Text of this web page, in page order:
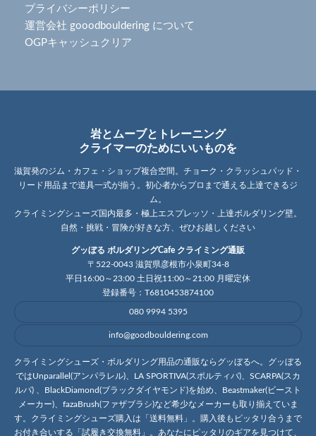
プライバシーポリシー
運営会社 gooodbouldering について
OGPキャッシュクリア
岩とムーブとトレーニング
クライマーのためにいいものを
滋賀発のジム・カフェ・ショップ複合空間。チョーク・クラッシュパッド・
リード用品まで道具一式が揃う。初心者からプロまで通える上達できるジ
ム。
クライミングシューズ国内最多・極上エスプレッソ・上達ボルダリング壁。
自然・挑戦・冒険が好きな方、ぜひお越しください
グッぼる ボルダリングCafe クライミング通販
〒522-0043 滋賀県彦根市小泉町34-8
平日16:00～23:00 土日祝11:00～21:00 月曜定休
登録番号：T6810453874100
080 9994 5395
info@goodbouldering.com
クライミングシューズ・ボルダリング用品の通販ならグッぼるへ。グッぼる
ではUnparallel(アンパラレル)、LA SPORTIVA(スポルティバ)、SCARPA(スカ
ルパ) 、BlackDiamond(ブラックダイヤモンド)を始め、Beastmaker(ビースト
メーカー)、fazaBrush(ファザブラシ)など希少なメーカーも取り揃えていま
す。クライミングシューズ購入は「送料無料」。購入後もピッタリ合うまで
お付き合いする「試履き交換無料」。あなたにピッタリのギアを見つけて、